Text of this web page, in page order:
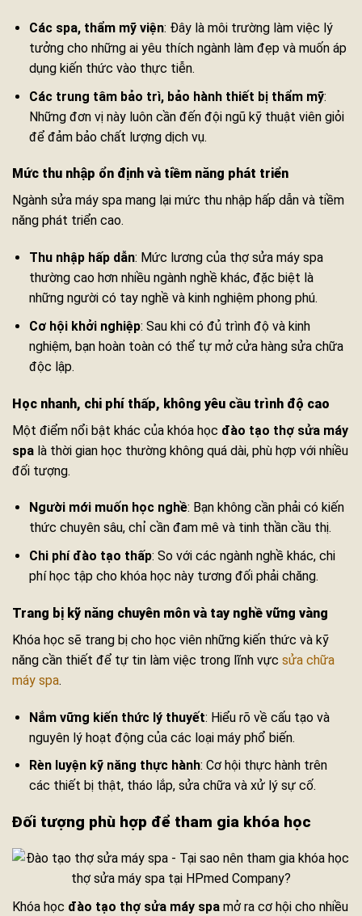
Các spa, thẩm mỹ viện: Đây là môi trường làm việc lý
tưởng cho những ai yêu thích ngành làm đẹp và muốn áp
dụng kiến thức vào thực tiễn.
Các trung tâm bảo trì, bảo hành thiết bị thẩm mỹ:
Những đơn vị này luôn cần đến đội ngũ kỹ thuật viên giỏi
để đảm bảo chất lượng dịch vụ.
Mức thu nhập ổn định và tiềm năng phát triển
Ngành sửa máy spa mang lại mức thu nhập hấp dẫn và tiềm
năng phát triển cao.
Thu nhập hấp dẫn: Mức lương của thợ sửa máy spa
thường cao hơn nhiều ngành nghề khác, đặc biệt là
những người có tay nghề và kinh nghiệm phong phú.
Cơ hội khởi nghiệp: Sau khi có đủ trình độ và kinh
nghiệm, bạn hoàn toàn có thể tự mở cửa hàng sửa chữa
độc lập.
Học nhanh, chi phí thấp, không yêu cầu trình độ cao
Một điểm nổi bật khác của khóa học đào tạo thợ sửa máy
spa là thời gian học thường không quá dài, phù hợp với nhiều
đối tượng.
Người mới muốn học nghề: Bạn không cần phải có kiến
thức chuyên sâu, chỉ cần đam mê và tinh thần cầu thị.
Chi phí đào tạo thấp: So với các ngành nghề khác, chi
phí học tập cho khóa học này tương đối phải chăng.
Trang bị kỹ năng chuyên môn và tay nghề vững vàng
Khóa học sẽ trang bị cho học viên những kiến thức và kỹ
năng cần thiết để tự tin làm việc trong lĩnh vực sửa chữa
máy spa.
Nắm vững kiến thức lý thuyết: Hiểu rõ về cấu tạo và
nguyên lý hoạt động của các loại máy phổ biến.
Rèn luyện kỹ năng thực hành: Cơ hội thực hành trên
các thiết bị thật, tháo lắp, sửa chữa và xử lý sự cố.
Đối tượng phù hợp để tham gia khóa học
Khóa học đào tạo thợ sửa máy spa mở ra cơ hội cho nhiều